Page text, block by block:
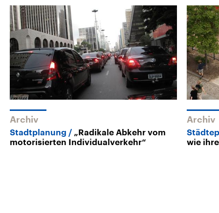
Archiv
Stadtplanung
„Radikale Abkehr vom
motorisierten Individualverkehr“
Archiv
wie